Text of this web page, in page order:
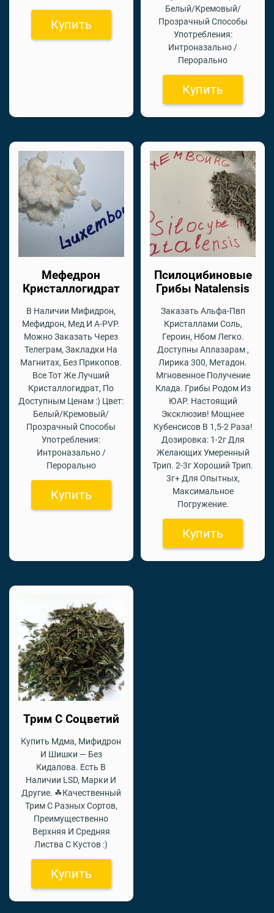
Купить
Белый/Кремовый/
Прозрачный Способы
Употребления:
Интроназально /
Перорально
Купить
Мефедрон
Кристаллогидрат
В Наличии Мифидрон,
Мефидрон, Мед И A-PVP.
Можно Заказать Через
Телеграм, Закладки На
Магнитах, Без Прикопов.
Все Тот Же Лучший
Кристаллогидрат, По
Доступным Ценам :) Цвет:
Белый/Кремовый/
Прозрачный Способы
Употребления:
Интроназально /
Перорально
Купить
Псилоцибиновые
Грибы Natalensis
Заказать Альфа-Пвп
Кристаллами Соль,
Героин, Нбом Легко.
Доступны Аплазарам ,
Лирика 300, Метадон.
Мгновенное Получение
Клада. Грибы Родом Из
ЮАР. Настоящий
Эксклюзив! Мощнее
Кубенсисов В 1,5-2 Раза!
Дозировка: 1-2г Для
Желающих Умеренный
Трип. 2-3г Хороший Трип.
3г+ Для Опытных,
Максимальное
Погружение.
Купить
Трим С Соцветий
Купить Мдма, Мифидрон
И Шишки — Без
Кидалова. Есть В
Наличии LSD, Марки И
Другие. ☘Качественный
Трим С Разных Сортов,
Преимущественно
Верхняя И Средняя
Листва С Кустов :)
Купить